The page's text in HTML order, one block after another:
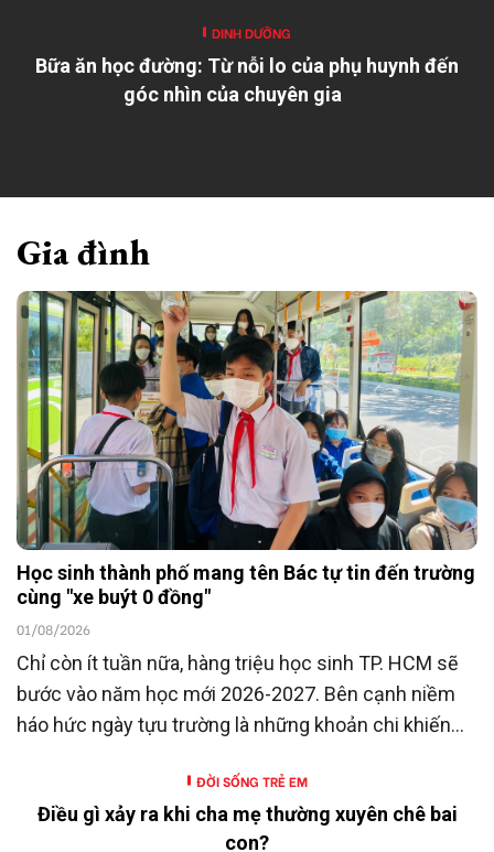
DINH DƯỠNG
Bữa ăn học đường: Từ nỗi lo của phụ huynh đến
góc nhìn của chuyên gia
Gia đình
Học sinh thành phố mang tên Bác tự tin đến trường
cùng "xe buýt 0 đồng"
01/08/2026
Chỉ còn ít tuần nữa, hàng triệu học sinh TP. HCM sẽ
bước vào năm học mới 2026-2027. Bên cạnh niềm
háo hức ngày tựu trường là những khoản chi khiến
ĐỜI SỐNG TRẺ EM
Điều gì xảy ra khi cha mẹ thường xuyên chê bai
con?